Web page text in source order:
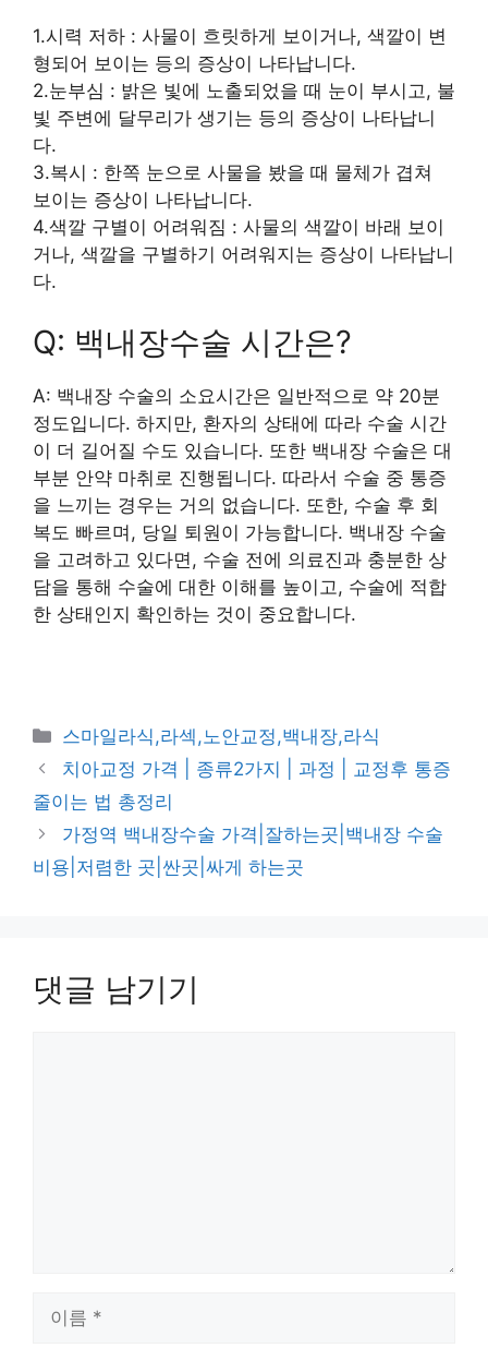
1.시력 저하 : 사물이 흐릿하게 보이거나, 색깔이 변
형되어 보이는 등의 증상이 나타납니다.
2.눈부심 : 밝은 빛에 노출되었을 때 눈이 부시고, 불
빛 주변에 달무리가 생기는 등의 증상이 나타납니
다.
3.복시 : 한쪽 눈으로 사물을 봤을 때 물체가 겹쳐
보이는 증상이 나타납니다.
4.색깔 구별이 어려워짐 : 사물의 색깔이 바래 보이
거나, 색깔을 구별하기 어려워지는 증상이 나타납니
다.
Q: 백내장수술 시간은?
A: 백내장 수술의 소요시간은 일반적으로 약 20분
정도입니다. 하지만, 환자의 상태에 따라 수술 시간
이 더 길어질 수도 있습니다. 또한 백내장 수술은 대
부분 안약 마취로 진행됩니다. 따라서 수술 중 통증
을 느끼는 경우는 거의 없습니다. 또한, 수술 후 회
복도 빠르며, 당일 퇴원이 가능합니다. 백내장 수술
을 고려하고 있다면, 수술 전에 의료진과 충분한 상
담을 통해 수술에 대한 이해를 높이고, 수술에 적합
한 상태인지 확인하는 것이 중요합니다.
카
테
리
스마일라식,라섹,노안교정,백내장,라식
치아교정 가격 | 종류2가지 | 과정 | 교정후 통증
줄이는 법 총정리
가정역 백내장수술 가격|잘하는곳|백내장 수술
비용|저렴한 곳|싼곳|싸게 하는곳
댓글 남기기